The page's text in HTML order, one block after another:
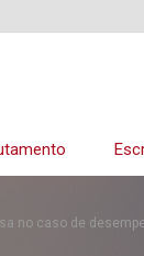
no caso de